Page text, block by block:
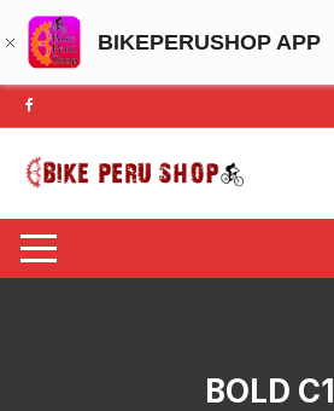
BIKEPERUSHOP APP
Saltar
al
contenido
BOLD C1